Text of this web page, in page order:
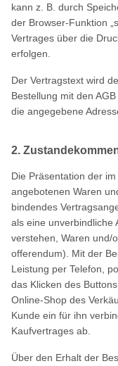
kann z. B. durch
der Browser-Funktion
Vertrages über die
erfolgen.
Der Vertragstext wird
Bestellung mit den
die angegebene
2.
Die Präsentation der
angebotenen Waren
bindendes
als eine unverbindliche
verstehen, Waren und/
offerendum). Mit der
Leistung per Telefon,
das Klicken des
Online-Shop des
Kunde ein für ihn
Kaufvertrages ab.
Über den Erhalt der